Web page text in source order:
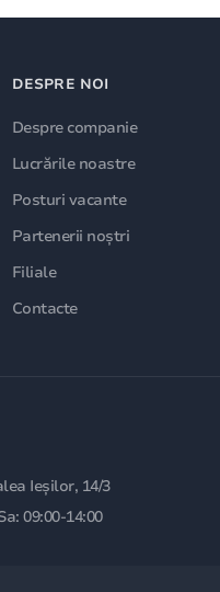
DESPRE NOI
Despre companie
Lucrările noastre
Posturi vacante
Partenerii noștri
Filiale
Contacte
Ieșilor, 14/3
09:00-14:00